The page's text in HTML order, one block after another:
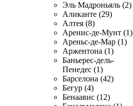
Эль Мадроньяль (2)
Аликанте (29)
Алтея (8)
Аренис-де-Мунт (1)
Ареньс-де-Мар (1)
Аржентона (1)
Баньерес-дель-
Пенедес (1)
Барселона (42)
Бегур (4)
Бенаавис (12)